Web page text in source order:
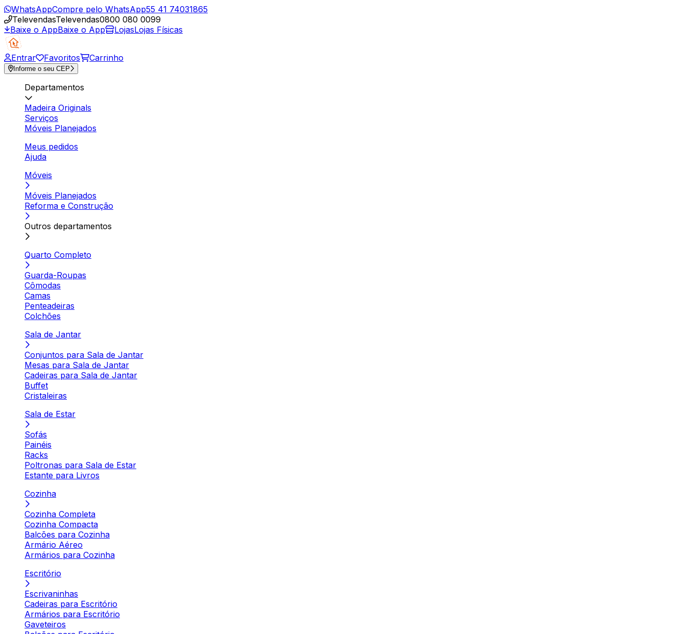
WhatsAppCompre pelo WhatsApp55 41 74031865
TelevendasTelevendas0800 080 0099
Baixe o AppBaixe o App LojasLojas Físicas
Entrar Favoritos Carrinho
Informe o seu CEP
Departamentos
Madeira Originals
Serviços
Móveis Planejados
Meus pedidos
Ajuda
Móveis
Móveis Planejados
Reforma e Construção
Outros departamentos
Quarto Completo
Guarda-Roupas
Cômodas
Camas
Penteadeiras
Colchões
Sala de Jantar
Conjuntos para Sala de Jantar
Mesas para Sala de Jantar
Cadeiras para Sala de Jantar
Buffet
Cristaleiras
Sala de Estar
Sofás
Painéis
Racks
Poltronas para Sala de Estar
Estante para Livros
Cozinha
Cozinha Completa
Cozinha Compacta
Balcões para Cozinha
Armário Aéreo
Armários para Cozinha
Escritório
Escrivaninhas
Cadeiras para Escritório
Armários para Escritório
Gaveteiros